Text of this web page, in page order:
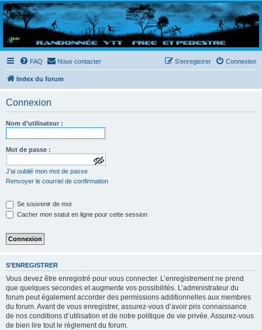
Randovttfree.fr
Bienvenue sur le site des randos vtt et pédestre de Bretagne . Bonne navigation sur le site
et bonnes randos dans l'Ouest !
FAQ Nous contacter Connexion
S’enregistrer
Index du forum
Connexion
Nom d’utilisateur :
Mot de passe :
a
f
e
d
e
p
a
s
e
J’ai oublié mon mot de passe
Renvoyer le courriel de confirmation
Se souvenir de moi
Cacher mon statut en ligne pour cette session
S’ENREGISTRER
Vous devez être enregistré pour vous connecter. L’enregistrement ne prend
que quelques secondes et augmente vos possibilités. L’administrateur du
forum peut également accorder des permissions additionnelles aux membres
du forum. Avant de vous enregistrer, assurez-vous d’avoir pris connaissance
de nos conditions d’utilisation et de notre politique de vie privée. Assurez-vous
de bien lire tout le règlement du forum.